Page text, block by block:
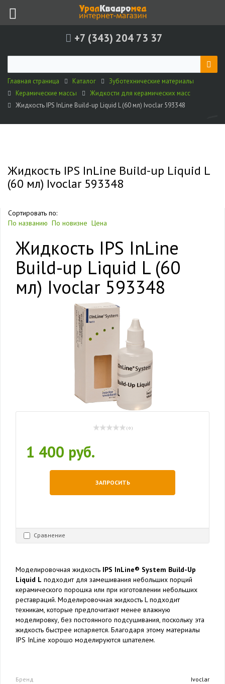
+7 (343) 204 73 37
Главная страница Каталог
Зуботехнические материалы
Керамические массы
Жидкости для керамических масс
Жидкость IPS InLine Build-up Liquid L (60 мл) Ivoclar 593348
Жидкость IPS InLine Build-up Liquid L
(60 мл) Ivoclar 593348
Сортировать по:
По названию По новизне Цена
Жидкость IPS InLine
Build-up Liquid L (60
мл) Ivoclar 593348
( 0 )
1 400 руб.
ЗАПРОСИТЬ
Сравнение
Моделировочная жидкость IPS InLine® System Build-Up
Liquid L подходит для замешивания небольших порций
керамического порошка или при изготовлении небольших
реставраций. Моделировочная жидкость L подходит
техникам, которые предпочитают менее влажную
моделировку, без постоянного подсушивания, поскольку эта
жидкость быстрее испаряется. Благодаря этому материалы
IPS InLine хорошо моделируются шпателем.
Бренд
Ivoclar